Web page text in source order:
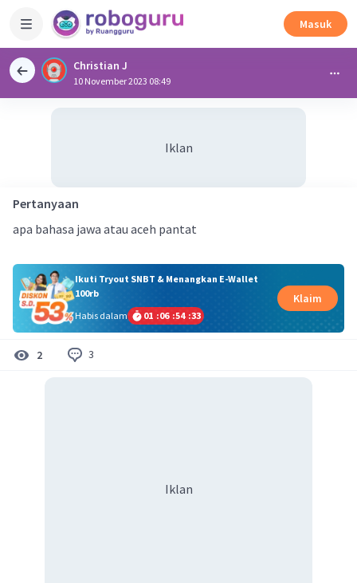
Masuk
Christian J
10 November 2023 08:49
Iklan
Pertanyaan
apa bahasa jawa atau aceh pantat
Ikuti Tryout SNBT & Menangkan E-Wallet
100rb
Habis dalam
01 :06 :54 :32
Klaim
2 3
Iklan